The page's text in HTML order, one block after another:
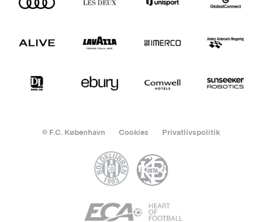
© F.C. København Cookies Privatlivspolitik